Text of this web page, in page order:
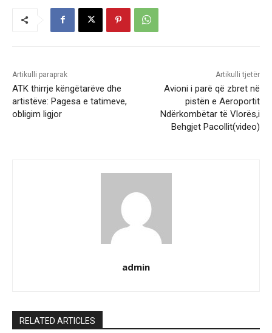
Artikulli paraprak
ATK thirrje këngëtarëve dhe
artistëve: Pagesa e tatimeve,
obligim ligjor
Artikulli tjetër
Avioni i parë që zbret në
pistën e Aeroportit
Ndërkombëtar të Vlorës,i
Behgjet Pacollit(video)
admin
RELATED ARTICLES